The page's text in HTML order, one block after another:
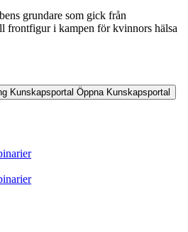
grundare som gick från
frontfigur i kampen för kvinnors hälsa
Kunskapsportal Öppna Kunskapsportal